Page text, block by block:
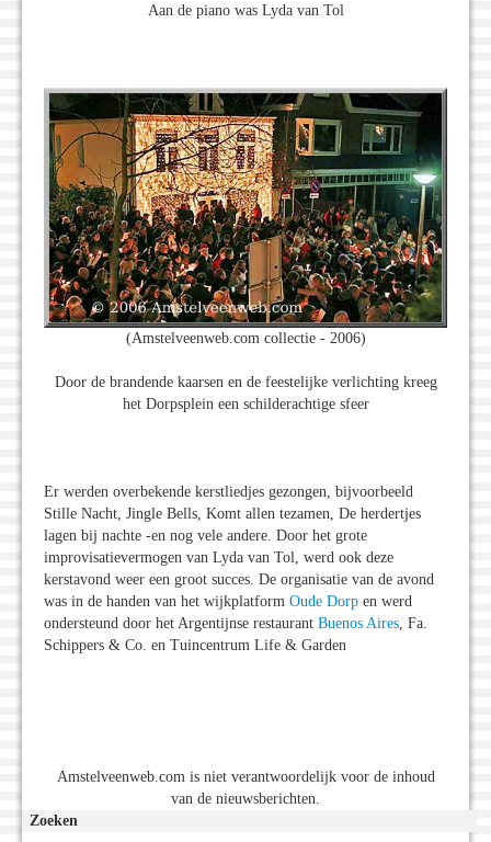
Aan de piano was Lyda van Tol
(Amstelveenweb.com collectie - 2006)
Door de brandende kaarsen en de feestelijke verlichting kreeg
het Dorpsplein een schilderachtige sfeer
Er werden overbekende kerstliedjes gezongen, bijvoorbeeld
Stille Nacht, Jingle Bells, Komt allen tezamen, De herdertjes
lagen bij nachte -en nog vele andere. Door het grote
improvisatievermogen van Lyda van Tol, werd ook deze
kerstavond weer een groot succes. De organisatie van de avond
was in de handen van het wijkplatform Oude Dorp en werd
ondersteund door het Argentijnse restaurant Buenos Aires, Fa.
Schippers & Co. en Tuincentrum Life & Garden
Amstelveenweb.com is niet verantwoordelijk voor de inhoud
van de nieuwsberichten.
Zoeken